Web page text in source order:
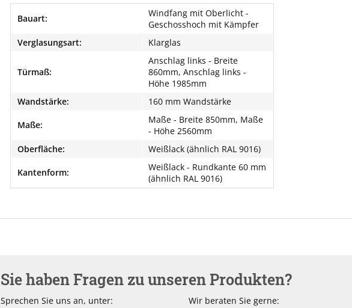
Bauart:
Windfang mit Oberlicht -
Geschosshoch mit Kämpfer
Verglasungsart:
Klarglas
Türmaß:
Anschlag links - Breite
860mm, Anschlag links -
Höhe 1985mm
Wandstärke:
160 mm Wandstärke
Maße:
Maße - Breite 850mm, Maße
- Höhe 2560mm
Oberfläche:
Weißlack (ähnlich RAL 9016)
Kantenform:
Weißlack - Rundkante 60 mm
(ähnlich RAL 9016)
Sie haben Fragen zu unseren Produkten?
Sprechen Sie uns an, unter:
Wir beraten Sie gerne: